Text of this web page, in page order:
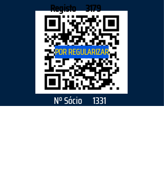
1331
Nº Sócio
Registo 3179
POR REGULARIZAR